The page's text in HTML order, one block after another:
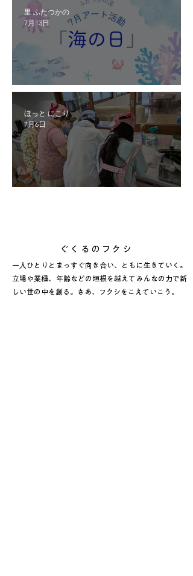
ふたつかの里「７月アート活動」
里 ふたつかの
7月13日
ほっと にこり
7月6日
​ぐくるのフクシ
一人ひとりとまっすぐ向き合い、ともに生きていく。
立場や業種、年齢などの垣根を越えてみんなの力で新
しい世の中を創る。さあ、フクシをこえていこう。​